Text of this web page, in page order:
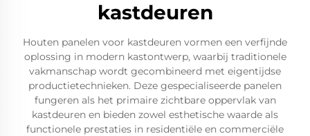
kastdeuren
Houten panelen voor kastdeuren vormen een verfijnde
oplossing in modern kastontwerp, waarbij traditionele
vakmanschap wordt gecombineerd met eigentijdse
productietechnieken. Deze gespecialiseerde panelen
fungeren als het primaire zichtbare oppervlak van
kastdeuren en bieden zowel esthetische waarde als
functionele prestaties in residentiële en commerciële